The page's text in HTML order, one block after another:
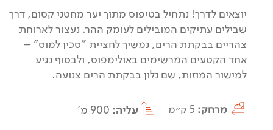
יוצאים לדרך! נתחיל בטיפוס מתוך יער מחטני קסום, דרך
שבילים עתיקים המובילים לעומק ההר. נעצור לארוחת
צהריים בבקתת הרים, נמשיך לחציית "סכין למוס" –
אחד הקטעים המרשימים באולימפוס, ולבסוף נגיע
למישור המוזות, שם נלון בבקתת הרים צנועה.
מרחק: 5 ק״מ עליה: 900 מ'